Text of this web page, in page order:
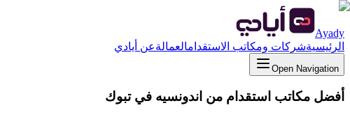
Ayady
الرئيسيةشركات ومكاتب الاستقدامالعمالةعن أيادي
Open Navigation
أفضل مكاتب استقدام من اندونسيه في تبوك